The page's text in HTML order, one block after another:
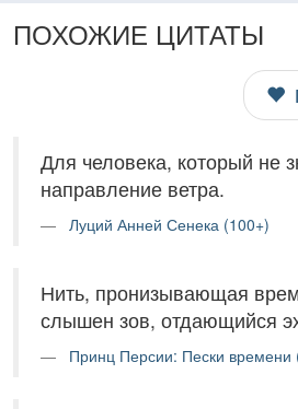
ПОХОЖИЕ ЦИТАТЫ
Для человека, который не
направление ветра.
Луций Анней Сенека (100+)
Нить, пронизывающая
слышен зов, отдающийся
Принц Персии: Пески времени